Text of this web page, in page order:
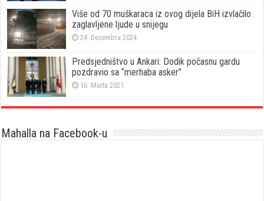
Više od 70 muškaraca iz ovog dijela BiH izvlačilo
zaglavljene ljude u snijegu
24. Decembra 2024.
Predsjedništvo u Ankari: Dodik počasnu gardu
pozdravio sa “merhaba asker”
16. Marta 2021.
Mahalla na Facebook-u